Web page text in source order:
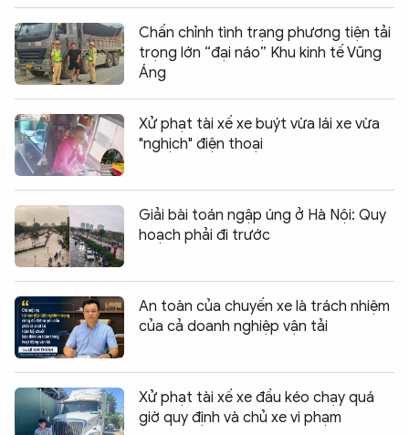
Chấn chỉnh tình trạng phương tiện tải
trọng lớn “đại náo” Khu kinh tế Vũng
Áng
Xử phạt tài xế xe buýt vừa lái xe vừa
"nghịch" điện thoại
Giải bài toán ngập úng ở Hà Nội: Quy
hoạch phải đi trước
An toàn của chuyến xe là trách nhiệm
của cả doanh nghiệp vận tải
Xử phạt tài xế xe đầu kéo chạy quá
giờ quy định và chủ xe vi phạm